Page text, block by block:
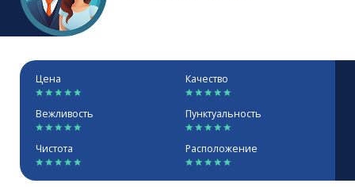
Цена Качество
Вежливость Пунктуальность
Чистота Расположение